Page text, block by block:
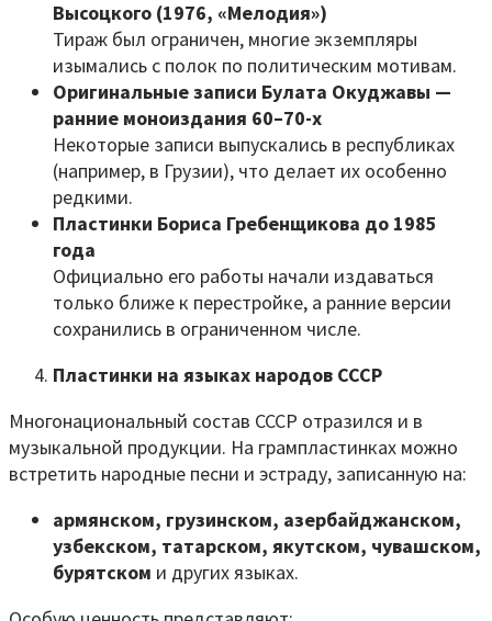
Высоцкого (1976, «Мелодия»)
Тираж был ограничен, многие экземпляры
изымались с полок по политическим мотивам.
Оригинальные записи Булата Окуджавы —
ранние моноиздания 60–70-х
Некоторые записи выпускались в республиках
(например, в Грузии), что делает их особенно
редкими.
Пластинки Бориса Гребенщикова до 1985
года
Официально его работы начали издаваться
только ближе к перестройке, а ранние версии
сохранились в ограниченном числе.
Пластинки на языках народов СССР
Многонациональный состав СССР отразился и в
музыкальной продукции. На грампластинках можно
встретить народные песни и эстраду, записанную на:
армянском, грузинском, азербайджанском,
узбекском, татарском, якутском, чувашском,
бурятском и других языках.